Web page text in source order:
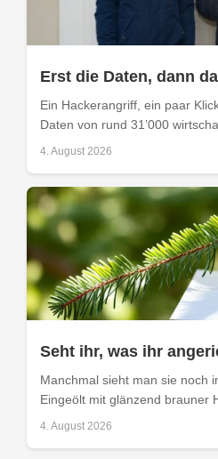
Erst die Daten, dann
Ein Hackerangriff, ein paar
Daten von rund 31’000
4. August 2026
Seht ihr, was ihr
Manchmal sieht man sie noch
Eingeölt mit glänzend brauner
4. August 2026